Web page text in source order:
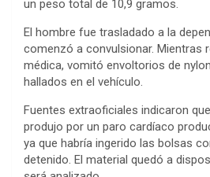
un peso total de 10,9 gramos.
El hombre fue trasladado a la
comenzó a convulsionar. Mientras
médica, vomitó envoltorios de
hallados en el vehículo.
Fuentes extraoficiales indicaron
produjo por un paro cardíaco
ya que habría ingerido las bolsas
detenido. El material quedó a